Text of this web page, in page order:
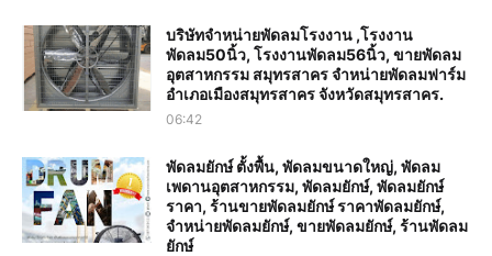
บริษัทจำหน่ายพัดลมโรงงาน ,โรงงาน
พัดลม50นิ้ว, โรงงานพัดลม56นิ้ว, ขายพัดลม
อุตสาหกรรม สมุทรสาคร จำหน่ายพัดลมฟาร์ม
อำเภอเมืองสมุทรสาคร จังหวัดสมุทรสาคร.
06:42
พัดลมยักษ์ ตั้งพื้น, พัดลมขนาดใหญ่, พัดลม
เพดานอุตสาหกรรม, พัดลมยักษ์, พัดลมยักษ์
ราคา, ร้านขายพัดลมยักษ์ ราคาพัดลมยักษ์,
จำหน่ายพัดลมยักษ์, ขายพัดลมยักษ์, ร้านพัดลม
ยักษ์